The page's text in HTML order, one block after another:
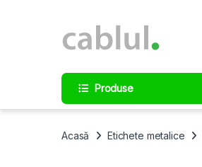
Produse
Acasă Etichete metalice